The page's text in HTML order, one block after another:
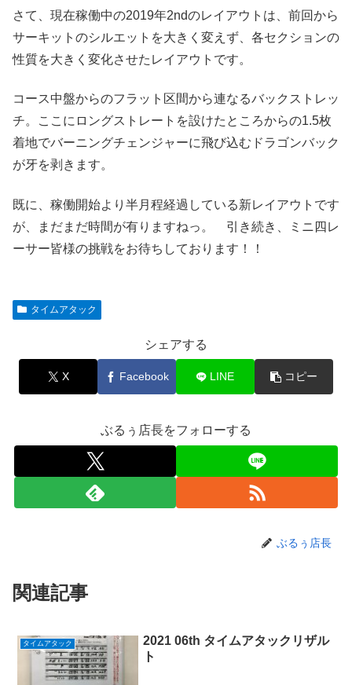
さて、現在稼働中の2019年2ndのレイアウトは、前回から
サーキットのシルエットを大きく変えず、各セクションの
性質を大きく変化させたレイアウトです。
コース中盤からのフラット区間から連なるバックストレッ
チ。ここにロングストレートを設けたところからの1.5枚
着地でバーニングチェンジャーに飛び込むドラゴンバック
が牙を剥きます。
既に、稼働開始より半月程経過している新レイアウトです
が、まだまだ時間が有りますねっ。 引き続き、ミニ四レ
ーサー皆様の挑戦をお待ちしております！！
タイムアタック
シェアする
X Facebook LINE コピー
ぶるぅ店長をフォローする
ぶるぅ店長
関連記事
タイムアタック
2021 06th タイムアタックリザル
ト